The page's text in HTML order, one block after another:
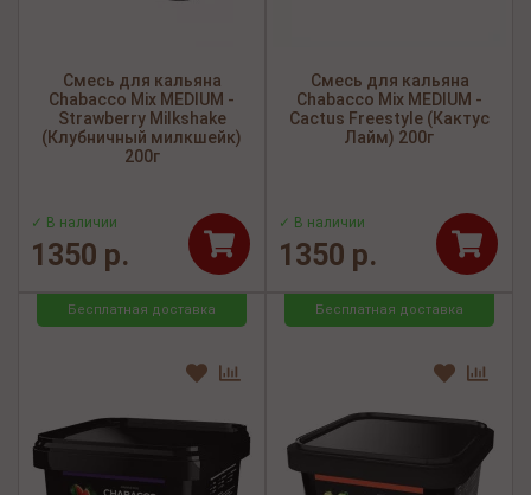
Смесь для кальяна
Chabacco Mix MEDIUM -
Strawberry Milkshake
(Клубничный милкшейк)
200г
✓ В наличии
1350 р.
Смесь для кальяна
Chabacco Mix MEDIUM -
Cactus Freestyle (Кактус
Лайм) 200г
✓ В наличии
1350 р.
Бесплатная доставка Бесплатная доставка